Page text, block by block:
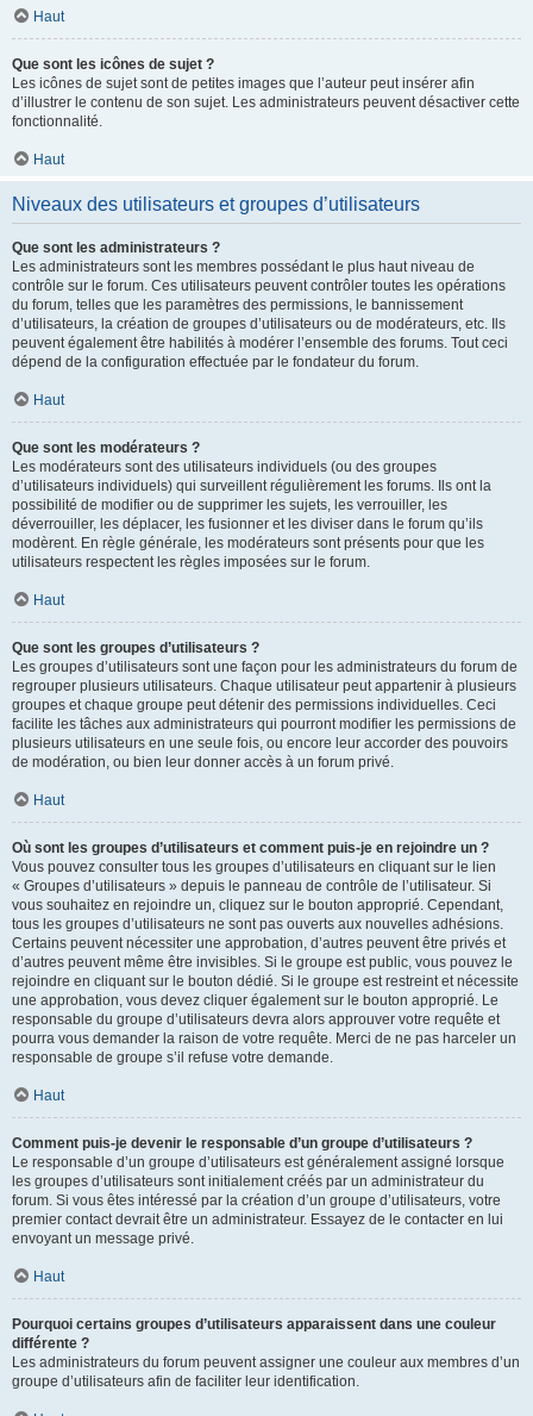
Haut
Que sont les icônes de sujet ?
Les icônes de sujet sont de petites images que l’auteur peut insérer afin
d’illustrer le contenu de son sujet. Les administrateurs peuvent désactiver cette
fonctionnalité.
Haut
Niveaux des utilisateurs et groupes d’utilisateurs
Que sont les administrateurs ?
Les administrateurs sont les membres possédant le plus haut niveau de
contrôle sur le forum. Ces utilisateurs peuvent contrôler toutes les opérations
du forum, telles que les paramètres des permissions, le bannissement
d’utilisateurs, la création de groupes d’utilisateurs ou de modérateurs, etc. Ils
peuvent également être habilités à modérer l’ensemble des forums. Tout ceci
dépend de la configuration effectuée par le fondateur du forum.
Haut
Que sont les modérateurs ?
Les modérateurs sont des utilisateurs individuels (ou des groupes
d’utilisateurs individuels) qui surveillent régulièrement les forums. Ils ont la
possibilité de modifier ou de supprimer les sujets, les verrouiller, les
déverrouiller, les déplacer, les fusionner et les diviser dans le forum qu’ils
modèrent. En règle générale, les modérateurs sont présents pour que les
utilisateurs respectent les règles imposées sur le forum.
Haut
Que sont les groupes d’utilisateurs ?
Les groupes d’utilisateurs sont une façon pour les administrateurs du forum de
regrouper plusieurs utilisateurs. Chaque utilisateur peut appartenir à plusieurs
groupes et chaque groupe peut détenir des permissions individuelles. Ceci
facilite les tâches aux administrateurs qui pourront modifier les permissions de
plusieurs utilisateurs en une seule fois, ou encore leur accorder des pouvoirs
de modération, ou bien leur donner accès à un forum privé.
Haut
Où sont les groupes d’utilisateurs et comment puis-je en rejoindre un ?
Vous pouvez consulter tous les groupes d’utilisateurs en cliquant sur le lien
« Groupes d’utilisateurs » depuis le panneau de contrôle de l’utilisateur. Si
vous souhaitez en rejoindre un, cliquez sur le bouton approprié. Cependant,
tous les groupes d’utilisateurs ne sont pas ouverts aux nouvelles adhésions.
Certains peuvent nécessiter une approbation, d’autres peuvent être privés et
d’autres peuvent même être invisibles. Si le groupe est public, vous pouvez le
rejoindre en cliquant sur le bouton dédié. Si le groupe est restreint et nécessite
une approbation, vous devez cliquer également sur le bouton approprié. Le
responsable du groupe d’utilisateurs devra alors approuver votre requête et
pourra vous demander la raison de votre requête. Merci de ne pas harceler un
responsable de groupe s’il refuse votre demande.
Haut
Comment puis-je devenir le responsable d’un groupe d’utilisateurs ?
Le responsable d’un groupe d’utilisateurs est généralement assigné lorsque
les groupes d’utilisateurs sont initialement créés par un administrateur du
forum. Si vous êtes intéressé par la création d’un groupe d’utilisateurs, votre
premier contact devrait être un administrateur. Essayez de le contacter en lui
envoyant un message privé.
Haut
Pourquoi certains groupes d’utilisateurs apparaissent dans une couleur
différente ?
Les administrateurs du forum peuvent assigner une couleur aux membres d’un
groupe d’utilisateurs afin de faciliter leur identification.